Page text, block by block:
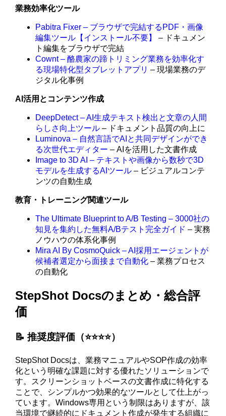
業務効率化ツール
Pabitra Fixer – ブラウザで完結するPDF・画像
編集ツール【インストール不要】
– ドキュメン
ト編集をブラウザで完結
Cownt – 酪農家の蹄トリミング業務を効率化す
る現場特化型タブレットアプリ – 現場業務のデ
ジタル化事例
AI活用とコンテンツ作成
DeepDetect – AI生成テキスト検出と文章の人間
らしさ向上ツール – ドキュメント品質の向上に
Luminova – 自然言語でAIと共同デザインができ
る次世代エディター – AIを活用した文書作成
Image to 3D AI – テキストや画像から数秒で3D
モデルを生成するAIツール – ビジュアルコンテ
ンツの自動生成
教育・トレーニング関連ツール
The Ultimate Blueprint to A/B Testing – 3000社の
知見を集約した無料A/Bテスト完全ガイド – 実務
ノウハウの体系化事例
Mira AI By CosmoQuick – AI採用エージェントが
候補者選定から面接まで自動化 – 業務プロセス
の自動化
StepShot Docsのまとめ・総合評
価
📝 推奨度評価（⭐️⭐️⭐️⭐️）
StepShot Docsは、業務マニュアルやSOP作成の効率
化という明確な課題に対する優れたソリューションで
す。スクリーンショットベースの文書作成に特化する
ことで、シンプルかつ効果的なツールとして仕上がっ
ています。Windows専用という制限はありますが、該
当環境で継続的にドキュメント作成が発生する組織に